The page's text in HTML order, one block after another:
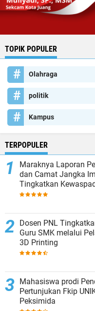
TOPIK POPULER
Olahraga
politik
Kampus
TERPOPULER
Maraknya Laporan
dan Camat Jangka
Tingkatkan
Dosen PNL
Guru SMK melalui
3D Printing
Mahasiswa prodi
Pertunjukan Fkip
Peksimida